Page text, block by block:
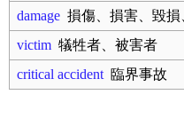
damage 損傷、損害、毀損
victim 犠牲者、被害者
critical accident 臨界事故